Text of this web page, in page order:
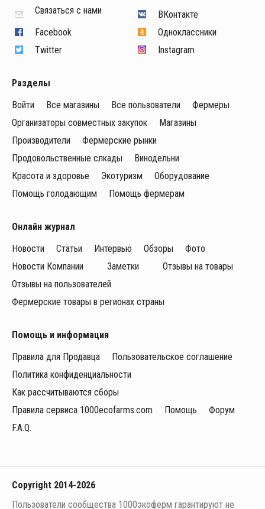
Связаться с нами
Facebook
Twitter
ВКонтакте
Одноклассники
Instagram
Разделы
Войти
Все магазины Все пользователи
Фермеры
Организаторы совместных закупок
Магазины
Производители
Фермерские рынки
Продовольственные слкады
Винодельни
Красота и здоровье
Экотуризм
Оборудование
Помощь голодающим
Помощь фермерам
Онлайн журнал
Новости
Статьи Интервью Обзоры
Фото
Новости Компании
Заметки
Отзывы на товары
Отзывы на пользователей
Фермерские товары в регионах страны
Помощь и информация
Правила для Продавца
Пользовательское соглашение
Политика конфиденциальности
Как рассчитываются сборы
Правила сервиса 1000ecofarms.com
Помощь
Форум
F.A.Q.
Copyright 2014-2026
Пользователи сообщества 1000экоферм гарантируют не